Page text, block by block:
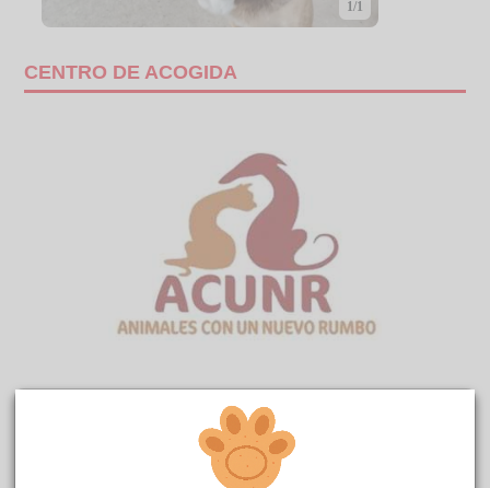
1/1
CENTRO DE ACOGIDA
reside actualmente en el centro de acogida